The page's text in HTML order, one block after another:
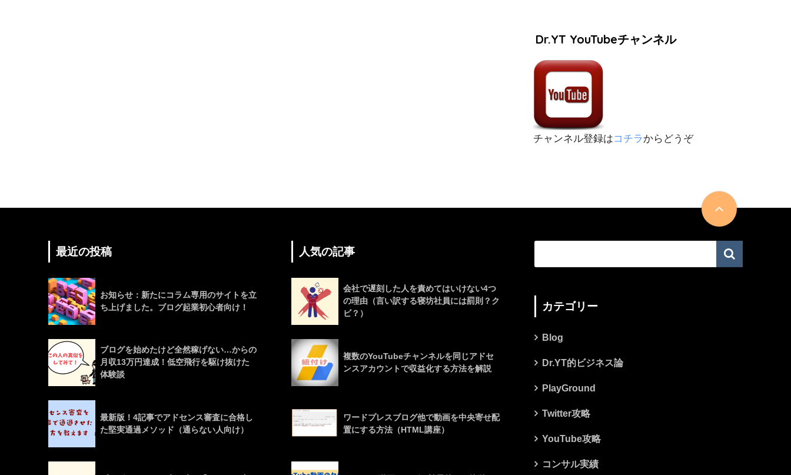
Dr.YT YouTubeチャンネル
チャンネル登録はコチラ からどうぞ
最近の投稿
お知らせ：新たにコラム専用のサイトを立
ち上げました。ブログ起業初心者向け！
ブログを始めたけど全然稼げない…からの
月収13万円達成！低空飛行を駆け抜けた
体験談
最新版！4記事でアドセンス審査に合格し
た堅実通過メソッド（通らない人向け）
人気の記事
会社で遅刻した人を責めてはいけない4つ
の理由（言い訳する寝坊社員には罰則？ク
ビ？）
複数のYouTubeチャンネルを同じアドセ
ンスアカウントで収益化する方法を解説
ワードプレスブログ他で動画を中央寄せ配
置にする方法（HTML講座）
カテゴリー
Blog
Dr.YT的ビジネス論
PlayGround
Twitter攻略
YouTube攻略
コンサル実績